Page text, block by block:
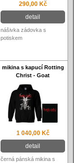
290,00 Kč
detail
nášivka zádovka s
potiskem
mikina s kapucí Rotting
Christ - Goat
1 040,00 Kč
detail
černá pánská mikina s